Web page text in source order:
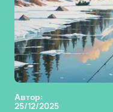
Автор:
25/12/2025